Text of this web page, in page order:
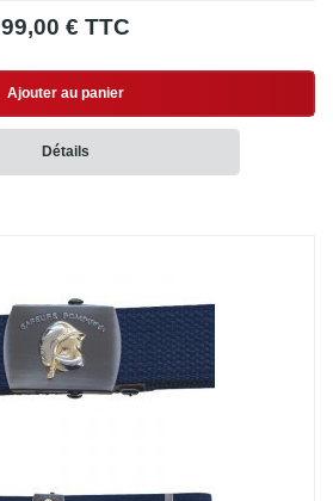
99,00 € TTC
Ajouter au panier
Détails